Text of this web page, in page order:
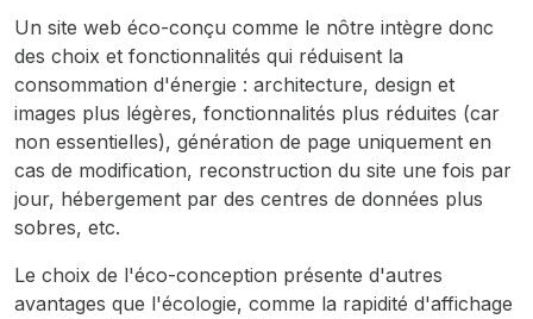
Un site web éco-conçu comme le nôtre intègre donc
des choix et fonctionnalités qui réduisent la
consommation d'énergie : architecture, design et
images plus légères, fonctionnalités plus réduites (car
non essentielles), génération de page uniquement en
cas de modification, reconstruction du site une fois par
jour, hébergement par des centres de données plus
sobres, etc.
Le choix de l'éco-conception présente d'autres
avantages que l'écologie, comme la rapidité d'affichage